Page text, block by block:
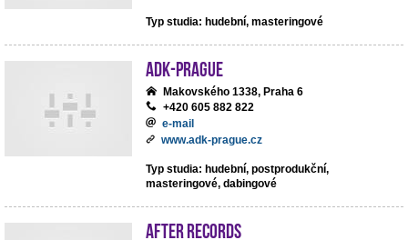
Typ studia: hudební, masteringové
ADK-Prague
Makovského 1338, Praha 6
+420 605 882 822
e-mail
www.adk-prague.cz
Typ studia: hudební, postprodukční,
masteringové, dabingové
After records